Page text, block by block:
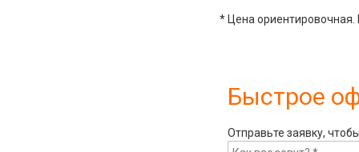
* Цена ориентировочная.
Быстрое
Отправьте заявку,